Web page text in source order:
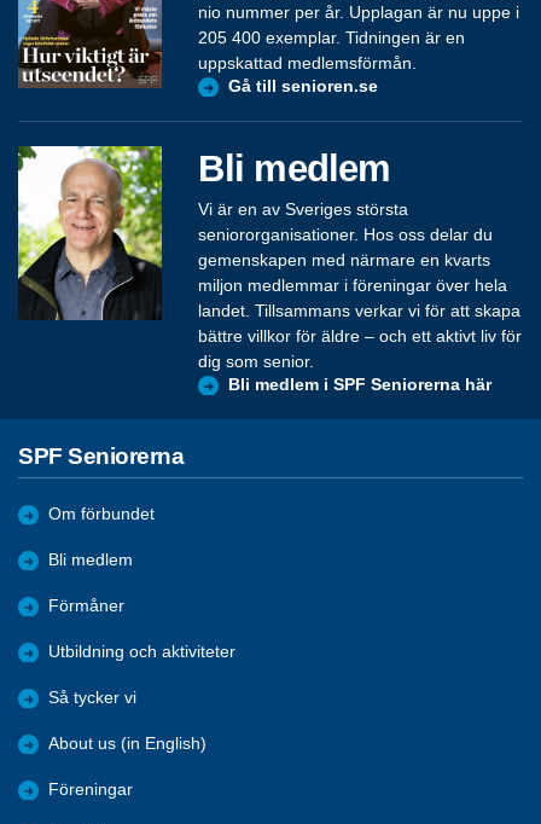
nio nummer per år. Upplagan är nu uppe i
205 400 exemplar. Tidningen är en
uppskattad medlemsförmån.
Gå till senioren.se
Bli medlem
Vi är en av Sveriges största
seniororganisationer. Hos oss delar du
gemenskapen med närmare en kvarts
miljon medlemmar i föreningar över hela
landet. Tillsammans verkar vi för att skapa
bättre villkor för äldre – och ett aktivt liv för
dig som senior.
Bli medlem i SPF Seniorerna här
SPF Seniorerna
Om förbundet
Bli medlem
Förmåner
Utbildning och aktiviteter
Så tycker vi
About us (in English)
Föreningar